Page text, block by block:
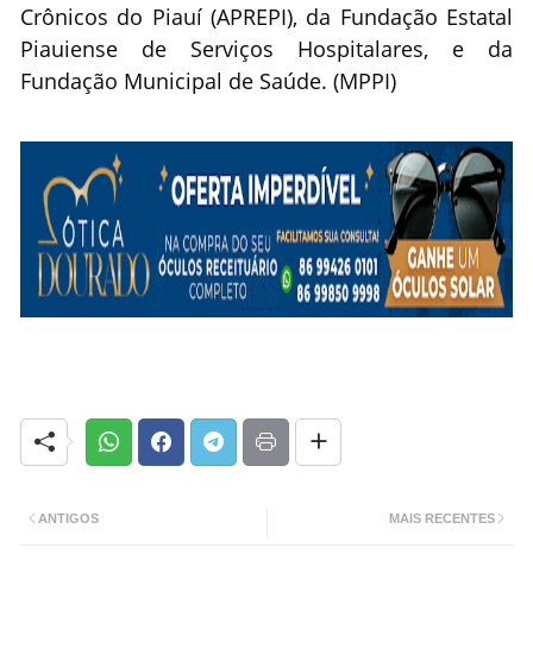
Crônicos do Piauí (APREPI), da Fundação Estatal
Piauiense de Serviços Hospitalares, e da
Fundação Municipal de Saúde. (MPPI)
MAIS RECENTES
ANTIGOS